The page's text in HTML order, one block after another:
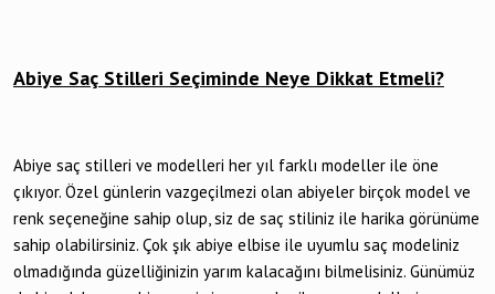
Abiye Saç Stilleri Seçiminde Neye Dikkat Etmeli?
Abiye saç stilleri ve modelleri her yıl farklı modeller ile öne
çıkıyor. Özel günlerin vazgeçilmezi olan abiyeler birçok model ve
renk seçeneğine sahip olup, siz de saç stiliniz ile harika görünüme
sahip olabilirsiniz. Çok şık abiye elbise ile uyumlu saç modeliniz
olmadığında güzelliğinizin yarım kalacağını bilmelisiniz. Günümüz